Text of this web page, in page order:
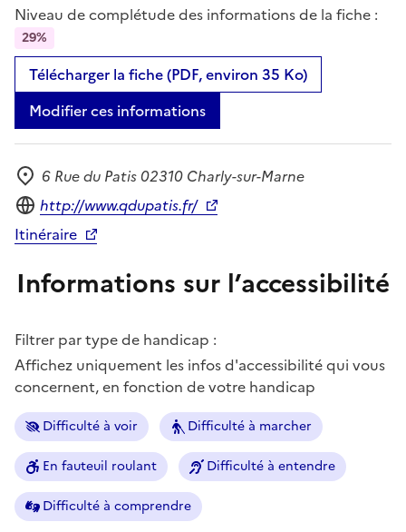
Niveau de complétude des informations de la fiche :
29%
Télécharger la fiche (PDF, environ 35 Ko)
Modifier ces informations
Adresse
6 Rue du Patis 02310 Charly-sur-Marne
Site internet
http://www.qdupatis.fr/
Itinéraire
Informations sur l’accessibilité
Filtrer par type de handicap :
Affichez uniquement les infos d'accessibilité qui vous
concernent, en fonction de votre handicap
Difficulté à voir Difficulté à marcher
En fauteuil roulant Difficulté à entendre
Difficulté à comprendre